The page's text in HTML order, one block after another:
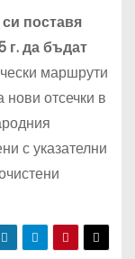
поставя
г. да бъдат
маршрути
отсечки в
с указателни